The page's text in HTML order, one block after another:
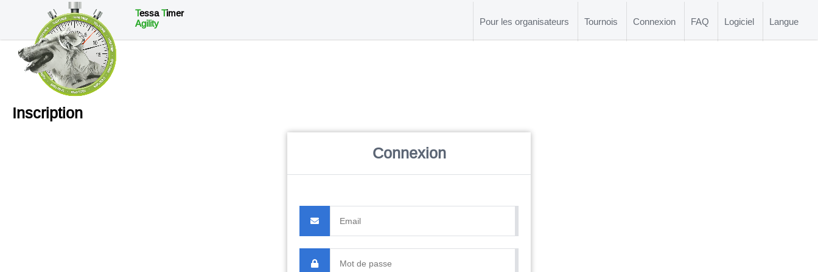
TessaTimer
Agility
Pour les organisateurs Tournois Connexion FAQ Logiciel Langue
Inscription
Connexion